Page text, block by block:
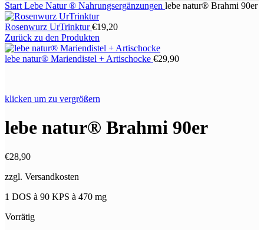
Start Lebe Natur ® Nahrungsergänzungen lebe natur® Brahmi 90er
Rosenwurz UrTrinktur€19,20
Zurück zu den Produkten
lebe natur® Mariendistel + Artischocke €29,90
klicken um zu vergrößern
lebe natur® Brahmi 90er
€28,90
zzgl. Versandkosten
1 DOS à 90 KPS à 470 mg
Vorrätig